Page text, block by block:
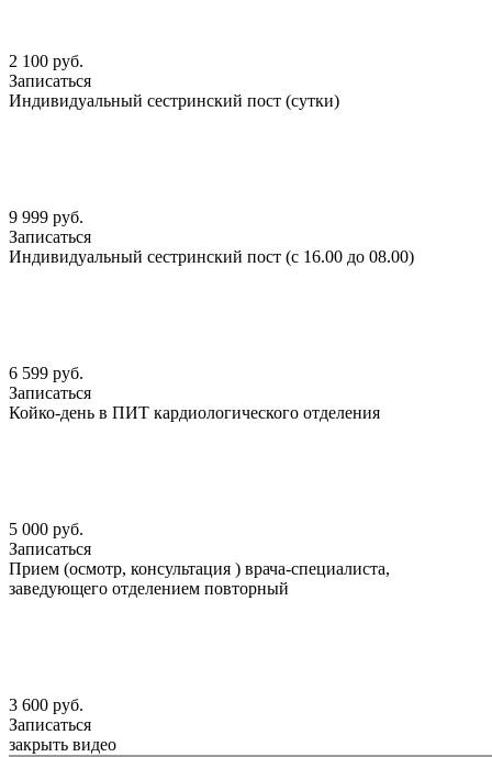
2 100 руб.
Записаться
Индивидуальный сестринский пост (сутки)
9 999 руб.
Записаться
Индивидуальный сестринский пост (с 16.00 до 08.00)
6 599 руб.
Записаться
Койко-день в ПИТ кардиологического отделения
5 000 руб.
Записаться
Прием (осмотр, консультация ) врача-специалиста,
заведующего отделением повторный
3 600 руб.
Записаться
закрыть видео